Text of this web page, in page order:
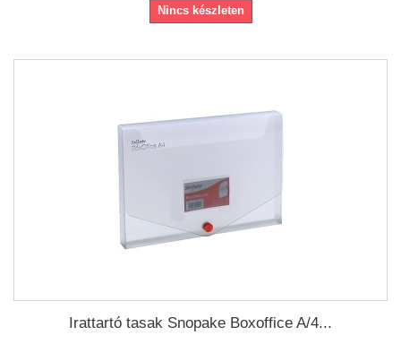
Nincs készleten
Irattartó tasak Snopake Boxoffice A/4...